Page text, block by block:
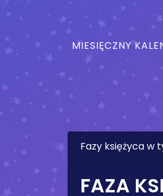
MIESIĘCZNY
Fazy księżyca w
FAZA